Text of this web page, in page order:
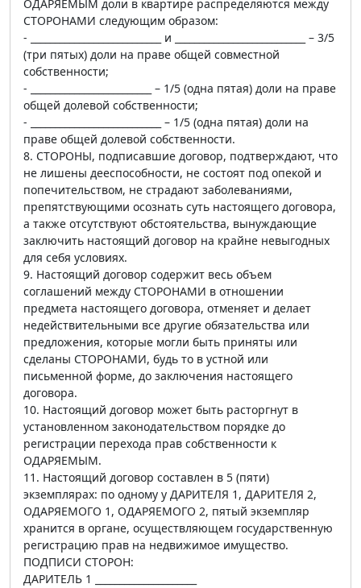
ОДАРЯЕМЫМ доли в квартире распределяются между
СТОРОНАМИ следующим образом:
- ___________________________ и ___________________________ – 3/5
(три пятых) доли на праве общей совместной
собственности;
- _________________________ – 1/5 (одна пятая) доли на праве
общей долевой собственности;
- ___________________________ – 1/5 (одна пятая) доли на
праве общей долевой собственности.
8. СТОРОНЫ, подписавшие договор, подтверждают, что
не лишены дееспособности, не состоят под опекой и
попечительством, не страдают заболеваниями,
препятствующими осознать суть настоящего договора,
а также отсутствуют обстоятельства, вынуждающие
заключить настоящий договор на крайне невыгодных
для себя условиях.
9. Настоящий договор содержит весь объем
соглашений между СТОРОНАМИ в отношении
предмета настоящего договора, отменяет и делает
недействительными все другие обязательства или
предложения, которые могли быть приняты или
сделаны СТОРОНАМИ, будь то в устной или
письменной форме, до заключения настоящего
договора.
10. Настоящий договор может быть расторгнут в
установленном законодательством порядке до
регистрации перехода прав собственности к
ОДАРЯЕМЫМ.
11. Настоящий договор составлен в 5 (пяти)
экземплярах: по одному у ДАРИТЕЛЯ 1, ДАРИТЕЛЯ 2,
ОДАРЯЕМОГО 1, ОДАРЯЕМОГО 2, пятый экземпляр
хранится в органе, осуществляющем государственную
регистрацию прав на недвижимое имущество.
ПОДПИСИ СТОРОН:
ДАРИТЕЛЬ 1 _____________________